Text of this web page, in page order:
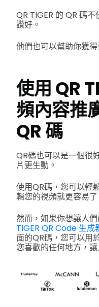
QR TIGER 的 QR 碼
讚好。
他們也可以幫助你獲
使用 QR
頻內容推
QR 碼
QR碼也可以是一個很
片更生動。
使用QR碼，您可以輕
輯您的視頻就更容易了
然而，如果你想讓人
TIGER QR Code 生成
面的QR碼，您可以用
您喜歡的任何地方，